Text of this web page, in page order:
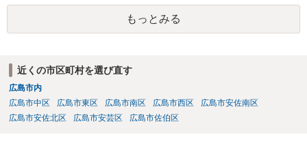
士に直接ご相談されることをお勧めいたします。
もっとみる
近くの市区町村を選び直す
広島市内
広島市中区
広島市東区 広島市南区 広島市西区
広島市安佐南区
広島市安佐北区
広島市安芸区 広島市佐伯区